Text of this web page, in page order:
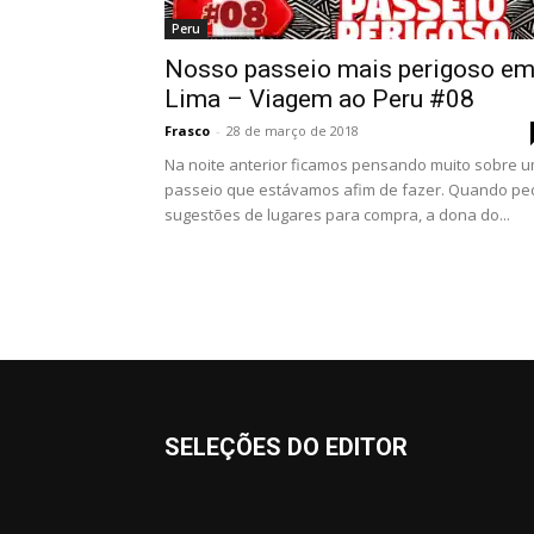
Peru
Nosso passeio mais perigoso em
Lima – Viagem ao Peru #08
Frasco - 28 de março de 2018
Na noite anterior ficamos pensando muito sobre
passeio que estávamos afim de fazer. Quando
sugestões de lugares para compra, a dona do...
SELEÇÕES DO EDITOR